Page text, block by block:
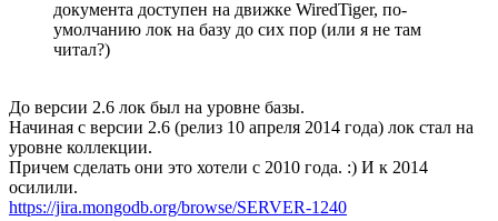
документа доступен на движке WiredTiger, по-
умолчанию лок на базу до сих пор (или я не там
читал?)
До версии 2.6 лок был на уровне базы.
Начиная с версии 2.6 (релиз 10 апреля 2014 года) лок стал на
уровне коллекции.
Причем сделать они это хотели с 2010 года. :) И к 2014
осилили.
https://jira.mongodb.org/browse/SERVER-1240